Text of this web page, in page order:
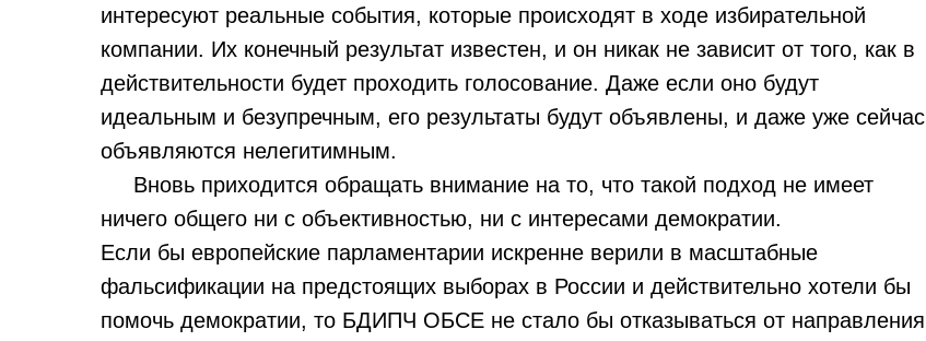
интересуют реальные события, которые происходят в ходе избирательной
компании. Их конечный результат известен, и он никак не зависит от того, как в
действительности будет проходить голосование. Даже если оно будут
идеальным и безупречным, его результаты будут объявлены, и даже уже сейчас
объявляются нелегитимным.
Вновь приходится обращать внимание на то, что такой подход не имеет
ничего общего ни с объективностью, ни с интересами демократии.
Если бы европейские парламентарии искренне верили в масштабные
фальсификации на предстоящих выборах в России и действительно хотели бы
помочь демократии, то БДИПЧ ОБСЕ не стало бы отказываться от направления